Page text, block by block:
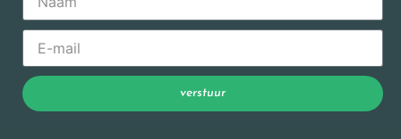
verstuur